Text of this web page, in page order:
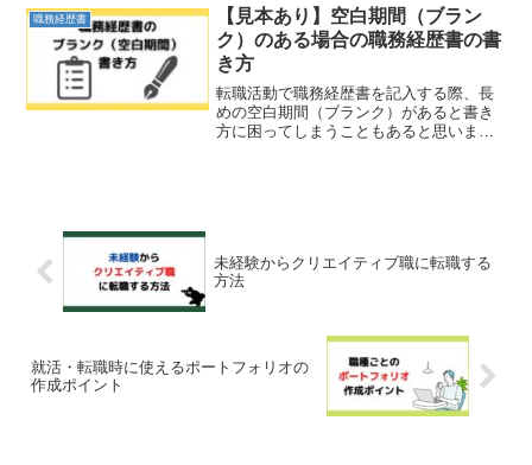
では、職務経歴書のコツや書くべき項
目、提出前のチェックリストを採用担当
の視点から紹介しています。
職務経歴書
【見本あり】空白期間（ブラン
ク）のある場合の職務経歴書の書
き方
転職活動で職務経歴書を記入する際、長
めの空白期間（ブランク）があると書き
方に困ってしまうこともあると思いま
未経験からクリエイティブ職に転職する
方法
就活・転職時に使えるポートフォリオの
作成ポイント